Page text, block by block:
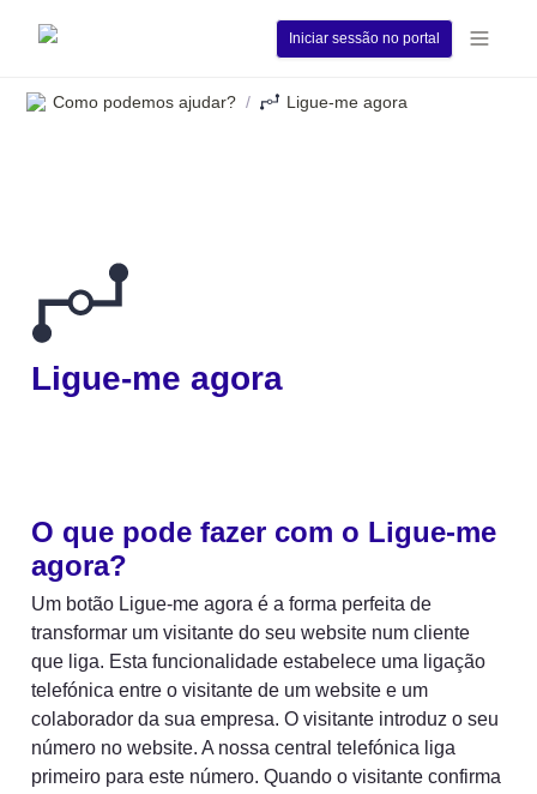
Iniciar sessão no portal
Como podemos ajudar? / Ligue-me agora
Ligue-me agora
O que pode fazer com o Ligue-me
agora?
Um botão Ligue-me agora é a forma perfeita de
transformar um visitante do seu website num cliente
que liga. Esta funcionalidade estabelece uma ligação
telefónica entre o visitante de um website e um
colaborador da sua empresa. O visitante introduz o seu
número no website. A nossa central telefónica liga
primeiro para este número. Quando o visitante confirma